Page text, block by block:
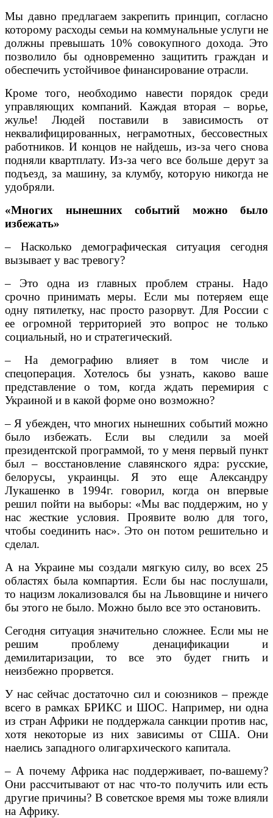
Мы давно предлагаем закрепить принцип, согласно
которому расходы семьи на коммунальные услуги не
должны превышать 10% совокупного дохода. Это
позволило бы одновременно защитить граждан и
обеспечить устойчивое финансирование отрасли.
Кроме того, необходимо навести порядок среди
управляющих компаний. Каждая вторая – ворье,
жулье! Людей поставили в зависимость от
неквалифицированных, неграмотных, бессовестных
работников. И концов не найдешь, из-за чего снова
подняли квартплату. Из-за чего все больше дерут за
подъезд, за машину, за клумбу, которую никогда не
удобряли.
«Многих нынешних событий можно было
избежать»
– Насколько демографическая ситуация сегодня
вызывает у вас тревогу?
– Это одна из главных проблем страны. Надо
срочно принимать меры. Если мы потеряем еще
одну пятилетку, нас просто разорвут. Для России с
ее огромной территорией это вопрос не только
социальный, но и стратегический.
– На демографию влияет в том числе и
спецоперация. Хотелось бы узнать, каково ваше
представление о том, когда ждать перемирия с
Украиной и в какой форме оно возможно?
– Я убежден, что многих нынешних событий можно
было избежать. Если вы следили за моей
президентской программой, то у меня первый пункт
был – восстановление славянского ядра: русские,
белорусы, украинцы. Я это еще Александру
Лукашенко в 1994г. говорил, когда он впервые
решил пойти на выборы: «Мы вас поддержим, но у
нас жесткие условия. Проявите волю для того,
чтобы соединить нас». Это он потом решительно и
сделал.
А на Украине мы создали мягкую силу, во всех 25
областях была компартия. Если бы нас послушали,
то нацизм локализовался бы на Львовщине и ничего
бы этого не было. Можно было все это остановить.
Сегодня ситуация значительно сложнее. Если мы не
решим проблему денацификации и
демилитаризации, то все это будет гнить и
неизбежно прорвется.
У нас сейчас достаточно сил и союзников – прежде
всего в рамках БРИКС и ШОС. Например, ни одна
из стран Африки не поддержала санкции против нас,
хотя некоторые из них зависимы от США. Они
наелись западного олигархического капитала.
– А почему Африка нас поддерживает, по-вашему?
Они рассчитывают от нас что-то получить или есть
другие причины? В советское время мы тоже влияли
на Африку.